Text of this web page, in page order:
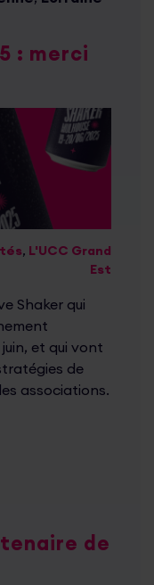
: merci
, L'UCC Grand
Est
Shaker qui
et qui vont
de
associations.
de